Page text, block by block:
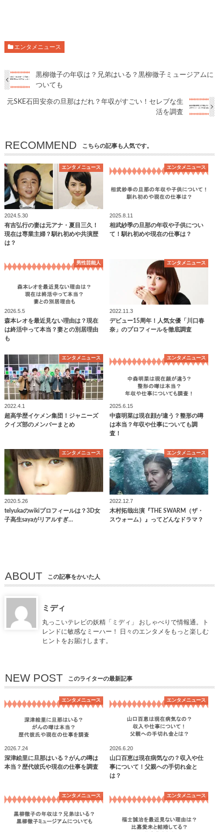
エンタメニュース
黒柳徹子の年収は？兄弟はいる？黒柳徹子ミュージアムに
ついても
元SKE石田安奈の旦那はだれ？年収がすごい！セレブな生
活を調査
RECOMMEND こちらの記事も人気です。
エンタメニュース
2024.5.30
有吉弘行の妻は元アナ・夏目三久！
現在は専業主婦？馴れ初めや共演歴
は？
エンタメニュース
2025.8.11
相武紗季の旦那の年収や子供につい
て！馴れ初めや現在の仕事は？
男性芸能人
2026.5.5
森本レオを最近見ない理由は？現在
は終活中って本当？妻との別居理由
も
エンタメニュース
2022.11.3
デビュー15周年！人気女優「川口春
奈」のプロフィールを徹底調査
エンタメニュース
2022.4.1
超高学歴イケメン集団！ジャニーズ
クイズ部のメンバーまとめ
エンタメニュース
2025.6.15
中森明菜は現在顔が違う？整形の噂
は本当？年収や仕事についても調
査！
エンタメニュース
2020.5.26
telyukaのwikiプロフィールは？3D女
子高生sayaがリアルすぎ…
エンタメニュース
2022.12.7
木村拓哉出演『THE SWARM（ザ・
スウォーム）』ってどんなドラマ？
ABOUT この記事をかいた人
ミディ
丸っこいテレビの妖精「ミディ」 おしゃべりで情報通。ト
レンドに敏感なミーハー！ 日々のエンタメをもっと楽しむ
ヒントをお届けします。
NEW POST このライターの最新記事
エンタメニュース
2026.7.24
深津絵里に旦那はいる？がんの噂は
本当？歴代彼氏や現在の仕事を調査
エンタメニュース
2026.6.20
山口百恵は現在病気なの？収入や仕
事について！父親への手切れ金と
は？
エンタメニュース エンタメニュース